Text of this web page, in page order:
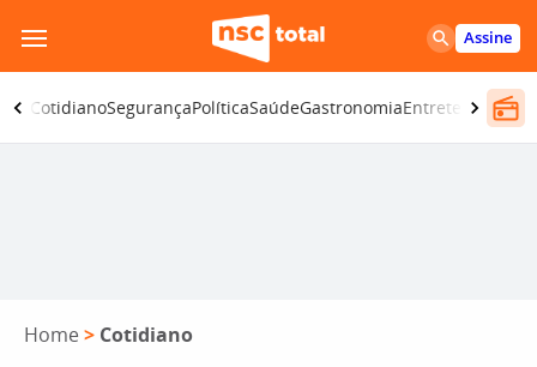
para
o
conteúdo
Assine
CotidianoSegurançaPolíticaSaúdeGastronomiaEntretenimento
Home > Cotidiano